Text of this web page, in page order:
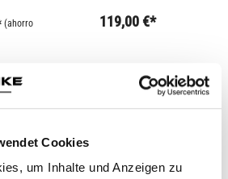
Cookies
um Inhalte und Anzeigen zu
(ahorro
119,00 €*